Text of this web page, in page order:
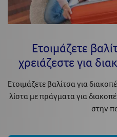
Ετοιμάζετε
χρειάζεστε για
Ετοιμάζετε βαλίτσα για
λίστα με πράγματα για
στην